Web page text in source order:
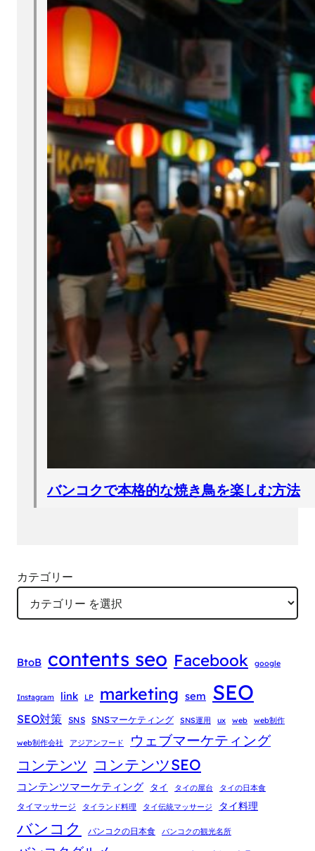
バンコクで本格的な焼き鳥を楽しむ方法
カテゴリー
BtoB contents seo Facebook google
Instagram link LP marketing sem SEO
SEO対策 SNS SNSマーケティング SNS運用 ux web web制作
web制作会社 アジアンフード
ウェブマーケティング
コンテンツ コンテンツSEO
コンテンツマーケティング タイ タイの屋台 タイの日本食
タイマッサージ タイランド料理 タイ伝統マッサージ タイ料理
バンコク バンコクの日本食 バンコクの観光名所